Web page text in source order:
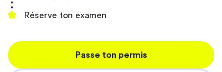
Réserve ton examen
Passe ton permis